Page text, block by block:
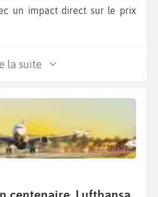
un impact direct sur le prix
la suite